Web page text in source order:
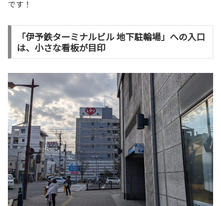
です！
「伊予鉄ターミナルビル 地下駐輪場」への入口
は、小さな看板が目印